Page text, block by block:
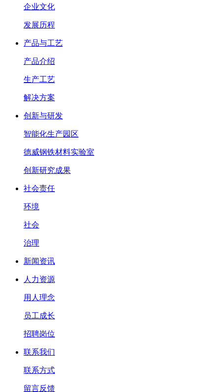
企业文化
发展历程
产品与工艺
产品介绍
生产工艺
解决方案
创新与研发
智能化生产园区
德威钢铁材料实验室
创新研究成果
社会责任
环境
社会
治理
新闻资讯
人力资源
用人理念
员工成长
招聘岗位
联系我们
联系方式
留言反馈